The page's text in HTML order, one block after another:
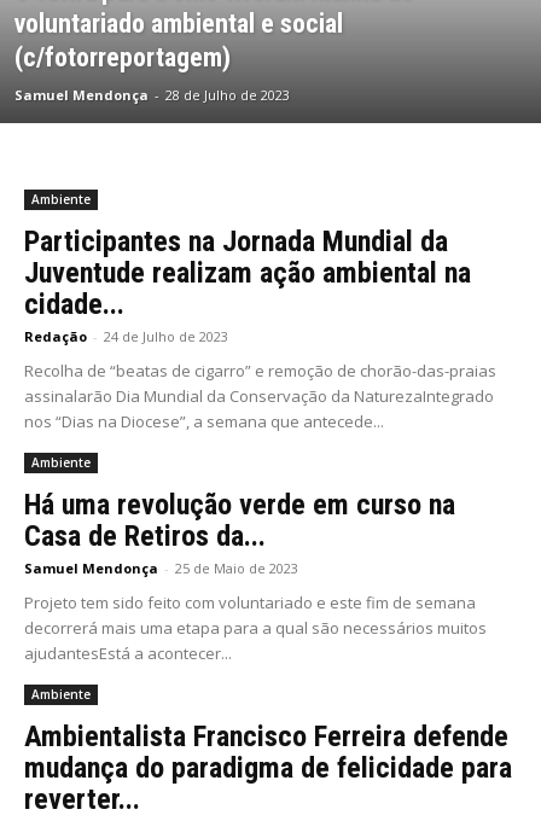
voluntariado ambiental e social
(c/fotorreportagem)
Samuel Mendonça - 28 de Julho de 2023
Ambiente
Participantes na Jornada Mundial da
Juventude realizam ação ambiental na
cidade...
Redação - 24 de Julho de 2023
Recolha de “beatas de cigarro” e remoção de chorão-das-praias
assinalarão Dia Mundial da Conservação da NaturezaIntegrado
nos “Dias na Diocese”, a semana que antecede...
Ambiente
Há uma revolução verde em curso na
Casa de Retiros da...
Samuel Mendonça - 25 de Maio de 2023
Projeto tem sido feito com voluntariado e este fim de semana
decorrerá mais uma etapa para a qual são necessários muitos
ajudantesEstá a acontecer...
Ambiente
Ambientalista Francisco Ferreira defende
mudança do paradigma de felicidade para
reverter...